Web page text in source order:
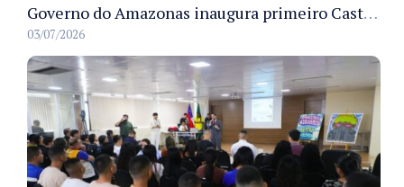
Governo do Amazonas inaugura primeiro Castramóvel Fluvial para atendimento veterinário às comunidades ribeirinhas e castração gratuita
03/07/2026